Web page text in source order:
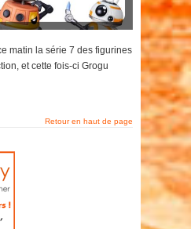
matin la série 7 des figurines
et cette fois-ci Grogu
Retour en haut de page